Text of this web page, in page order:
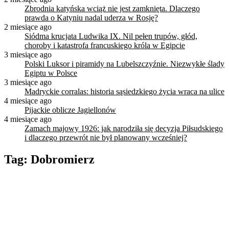
Zbrodnia katyńska wciąż nie jest zamknięta. Dlaczego
prawda o Katyniu nadal uderza w Rosję?
2 miesiące ago
Siódma krucjata Ludwika IX. Nil pełen trupów, głód,
choroby i katastrofa francuskiego króla w Egipcie
3 miesiące ago
Polski Luksor i piramidy na Lubelszczyźnie. Niezwykłe ślady
Egiptu w Polsce
3 miesiące ago
Madryckie corralas: historia sąsiedzkiego życia wraca na ulice
4 miesiące ago
Pijackie oblicze Jagiellonów
4 miesiące ago
Zamach majowy 1926: jak narodziła się decyzja Piłsudskiego
i dlaczego przewrót nie był planowany wcześniej?
Tag: Dobromierz